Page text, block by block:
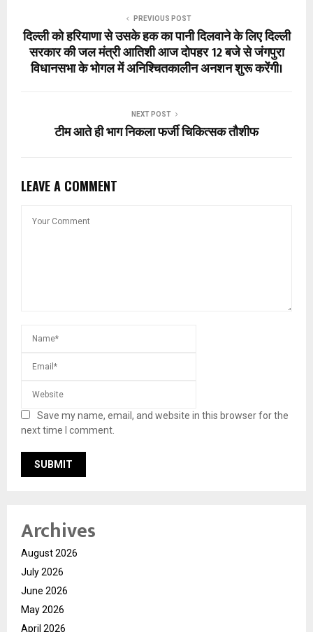
PREVIOUS POST
दिल्ली को हरियाणा से उसके हक का पानी दिलवाने के लिए दिल्ली
सरकार की जल मंत्री आतिशी आज दोपहर 12 बजे से जंगपुरा
विधानसभा के भोगल में अनिश्चितकालीन अनशन शुरू करेंगी।
NEXT POST
टीम आते ही भाग निकला फर्जी चिकित्सक तौशीफ
LEAVE A COMMENT
Save my name, email, and website in this browser for the
next time I comment.
Archives
August 2026
July 2026
June 2026
May 2026
April 2026